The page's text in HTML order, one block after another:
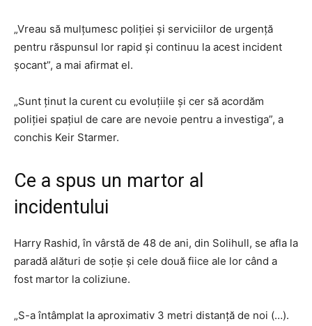
„Vreau să mulțumesc poliției și serviciilor de urgență
pentru răspunsul lor rapid și continuu la acest incident
șocant”, a mai afirmat el.
„Sunt ținut la curent cu evoluțiile și cer să acordăm
poliției spațiul de care are nevoie pentru a investiga”, a
conchis Keir Starmer.
Ce a spus un martor al
incidentului
Harry Rashid, în vârstă de 48 de ani, din Solihull, se afla la
paradă alături de soție și cele două fiice ale lor când a
fost martor la coliziune.
„S-a întâmplat la aproximativ 3 metri distanță de noi (…).